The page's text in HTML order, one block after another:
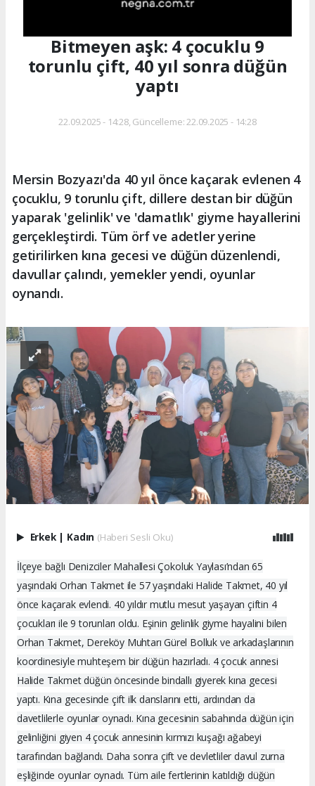
Bitmeyen aşk: 4 çocuklu 9
torunlu çift, 40 yıl sonra düğün
yaptı
22.09.2025 - 14:28, Güncelleme: 22.09.2025 - 14:28
Mersin Bozyazı'da 40 yıl önce kaçarak evlenen 4
çocuklu, 9 torunlu çift, dillere destan bir düğün
yaparak 'gelinlik' ve 'damatlık' giyme hayallerini
gerçekleştirdi. Tüm örf ve adetler yerine
getirilirken kına gecesi ve düğün düzenlendi,
davullar çalındı, yemekler yendi, oyunlar
oynandı.
Erkek Kadın (Haberi Sesli Oku)
İlçeye bağlı Denizciler Mahallesi Çokoluk Yaylası’ndan 65
yaşındaki Orhan Takmet ile 57 yaşındaki Halide Takmet, 40 yıl
önce kaçarak evlendi. 40 yıldır mutlu mesut yaşayan çiftin 4
çocukları ile 9 torunları oldu. Eşinin gelinlik giyme hayalini bilen
Orhan Takmet, Dereköy Muhtarı Gürel Bolluk ve arkadaşlarının
koordinesiyle muhteşem bir düğün hazırladı. 4 çocuk annesi
Halide Takmet düğün öncesinde bindallı giyerek kına gecesi
yaptı. Kına gecesinde çift ilk danslarını etti, ardından da
davetlilerle oyunlar oynadı. Kına gecesinin sabahında düğün için
gelinliğini giyen 4 çocuk annesinin kırmızı kuşağı ağabeyi
tarafından bağlandı. Daha sonra çift ve devletliler davul zurna
eşliğinde oyunlar oynadı. Tüm aile fertlerinin katıldığı düğün